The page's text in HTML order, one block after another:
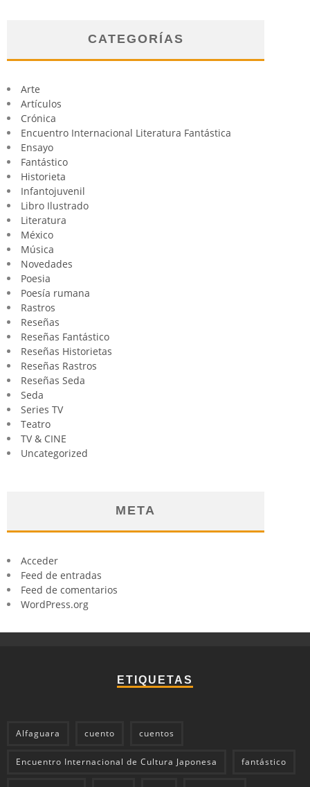
CATEGORÍAS
Arte
Artículos
Crónica
Encuentro Internacional Literatura Fantástica
Ensayo
Fantástico
Historieta
Infantojuvenil
Libro Ilustrado
Literatura
México
Música
Novedades
Poesia
Poesía rumana
Rastros
Reseñas
Reseñas Fantástico
Reseñas Historietas
Reseñas Rastros
Reseñas Seda
Seda
Series TV
Teatro
TV & CINE
Uncategorized
META
Acceder
Feed de entradas
Feed de comentarios
WordPress.org
ETIQUETAS
Alfaguara cuento cuentos
Encuentro Internacional de Cultura Japonesa fantástico